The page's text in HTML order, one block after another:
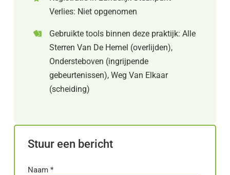
Verlies: Niet opgenomen
Gebruikte tools binnen deze praktijk: Alle
Sterren Van De Hemel (overlijden),
Ondersteboven (ingrijpende
gebeurtenissen), Weg Van Elkaar
(scheiding)
Stuur een bericht
Naam *